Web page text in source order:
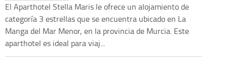
El Aparthotel Stella Maris le ofrece un alojamiento de
categoría 3 estrellas que se encuentra ubicado en La
Manga del Mar Menor, en la provincia de Murcia. Este
aparthotel es ideal para viaj...